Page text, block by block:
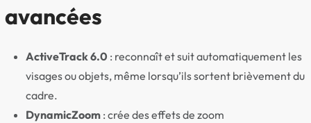
avancées
ActiveTrack 6.0 : reconnaît et suit automatiquement les
visages ou objets, même lorsqu’ils sortent brièvement du
cadre.
DynamicZoom : crée des effets de zoom